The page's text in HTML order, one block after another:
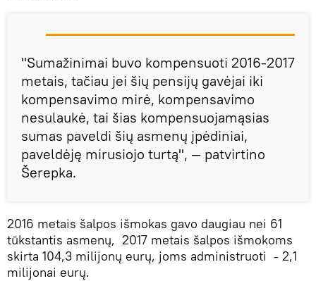
"Sumažinimai buvo kompensuoti 2016-2017
metais, tačiau jei šių pensijų gavėjai iki
kompensavimo mirė, kompensavimo
nesulaukė, tai šias kompensuojamąsias
sumas paveldi šių asmenų įpėdiniai,
paveldėję mirusiojo turtą", — patvirtino
Šerepka.
2016 metais šalpos išmokas gavo daugiau nei 61
tūkstantis asmenų, 2017 metais šalpos išmokoms
skirta 104,3 milijonų eurų, joms administruoti - 2,1
milijonai eurų.